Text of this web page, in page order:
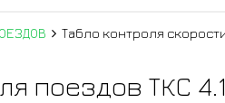
Табло контроля
поездов ТКС 4.1